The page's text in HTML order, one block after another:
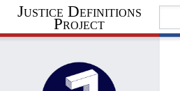
Justice Definitions
Project